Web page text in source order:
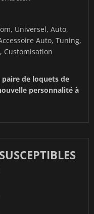
Universel, Auto,
Auto, Tuning,
Customisation
de loquets de
personnalité à